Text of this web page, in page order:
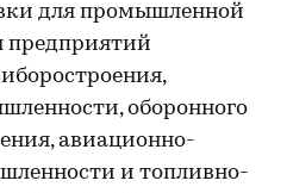
для промышленной
предприятий
оборонного
авиационно-
и топливно-